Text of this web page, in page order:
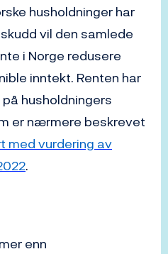
husholdninger har
vil den samlede
i Norge redusere
inntekt. Renten har
husholdningers
er nærmere beskrevet
med vurdering av
.
enn